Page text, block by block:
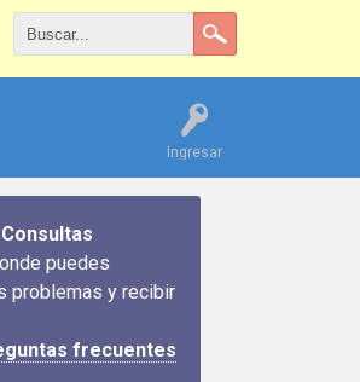
Ingresar
puedes
problemas y recibir
frecuentes